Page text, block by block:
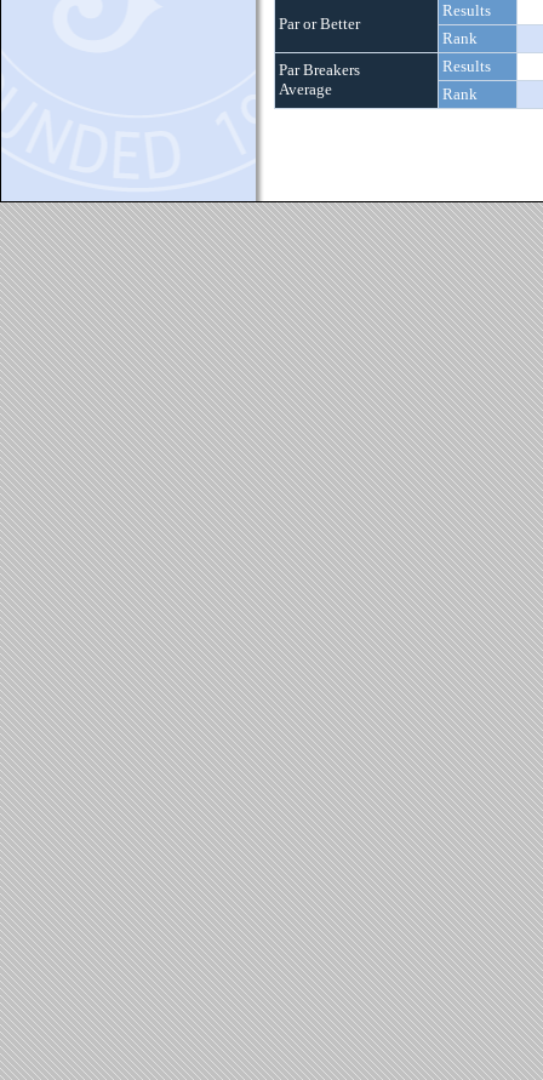
Par or Better
Results
Rank
Par Breakers
Average
Results
Rank